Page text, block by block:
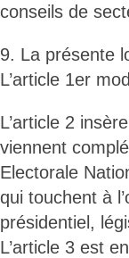
conseils de
9. La présente
L’article 1er
L’article 2
viennent
Electorale
qui touchent à
présidentiel,
L’article 3 est